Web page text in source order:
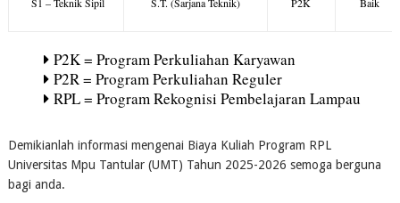
P2K = Program Perkuliahan Karyawan
P2R = Program Perkuliahan Reguler
RPL = Program Rekognisi Pembelajaran Lampau
Demikianlah informasi mengenai Biaya Kuliah Program RPL
Universitas Mpu Tantular (UMT) Tahun 2025-2026 semoga berguna
bagi anda.